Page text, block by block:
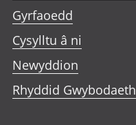
Gyrfaoedd
Cysylltu â ni
Newyddion
Rhyddid Gwybodaeth